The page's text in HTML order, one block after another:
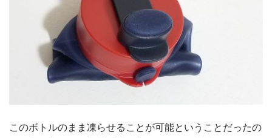
このボトルのまま凍らせることが可能ということだったの